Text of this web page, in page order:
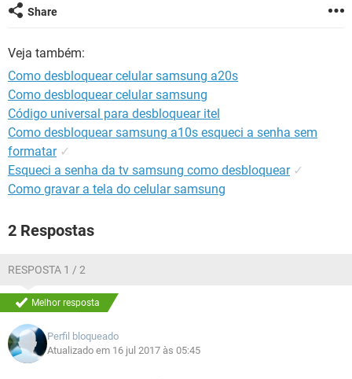
Share
Veja também:
Como desbloquear celular samsung a20s
Como desbloquear celular samsung
Código universal para desbloquear itel
Como desbloquear samsung a10s esqueci a senha sem
formatar ✓
Esqueci a senha da tv samsung como desbloquear ✓
Como gravar a tela do celular samsung
2 Respostas
RESPOSTA 1 / 2
Melhor resposta
Perfil bloqueado
Atualizado em 16 jul 2017 às 05:45